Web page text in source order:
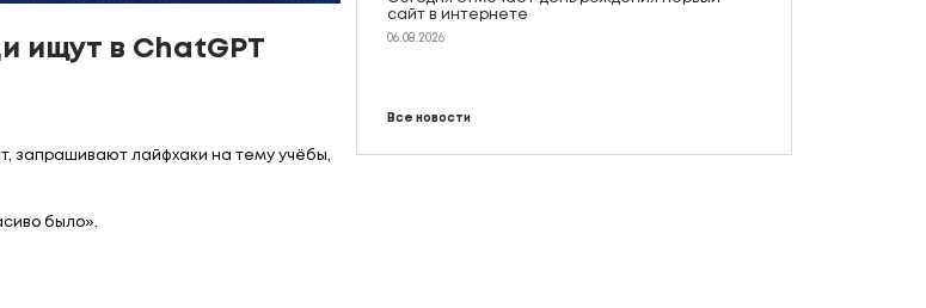
ищут в ChatGPT
запрашивают лайфхаки на тему учёбы,
было».
сайт в интернете
06.08.2026
Все новости